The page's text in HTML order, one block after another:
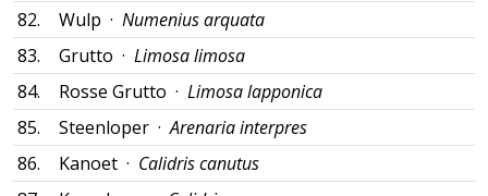
82.
Wulp · Numenius arquata
83.
Grutto · Limosa limosa
84.
Rosse Grutto · Limosa lapponica
85.
Steenloper ·Arenaria interpres
86.
Kanoet · Calidris canutus